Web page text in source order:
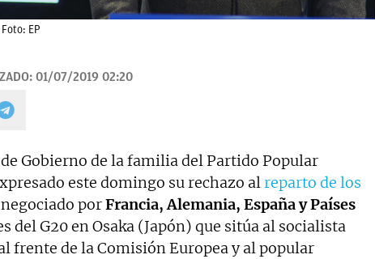
EP
01/07/2019 02:20
Gobierno de la familia del Partido Popular
este domingo su rechazo alreparto de los
porFrancia, Alemania, España y Países
del G20 en Osaka (Japón) que sitúa al socialista
frente de la Comisión Europea y al popular